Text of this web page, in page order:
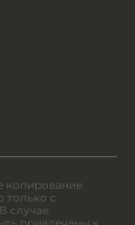
копирование
только с
случае